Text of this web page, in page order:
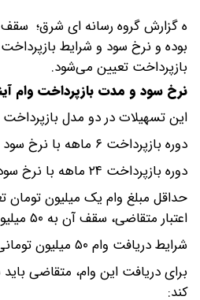
بوده و نرخ سود و شرایط
بازپرداخت تعیین می‌شود.
نرخ سود و مدت بازپرداخت وام
این تسهیلات در دو مدل بازپرداخت
دوره بازپرداخت ۶ ماهه با نرخ سود ۷ درصد
دوره بازپرداخت ۲۴ ماهه با نرخ سود ۲۳ درصد
حداقل مبلغ وام یک میلیون
اعتبار متقاضی، سقف آن به ۵۰ میلیون تومان می‌رسد.
شرایط دریافت وام ۵۰ میلیون تومانی خرید کالا از بانک آینده
برای دریافت این وام، متقاضی
کند: